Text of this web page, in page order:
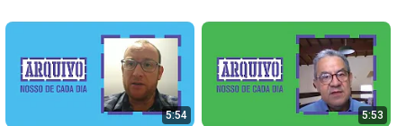
diversas instituições de
(impressos ou
fotografias, livros, CDs/
também
cidadãos sobre a relação
5:54 5:53